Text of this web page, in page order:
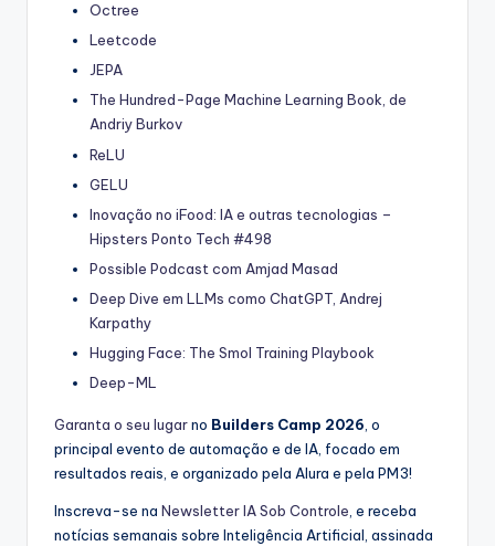
Octree
Leetcode
JEPA
The Hundred-Page Machine Learning Book, de
Andriy Burkov
ReLU
GELU
Inovação no iFood: IA e outras tecnologias –
Hipsters Ponto Tech #498
Possible Podcast com Amjad Masad
Deep Dive em LLMs como ChatGPT, Andrej
Karpathy
Hugging Face: The Smol Training Playbook
Deep-ML
Garanta o seu lugarno Builders Camp 2026 , o
principal evento de automação e de IA, focado em
resultados reais, e organizado pela Alura e pela PM3!
Inscreva-se na ⁠⁠Newsletter IA Sob Controle⁠⁠ , e receba
notícias semanais sobre Inteligência Artificial, assinada